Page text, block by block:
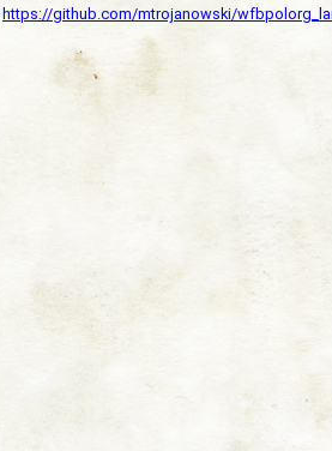
https://github.com/mtrojanowski/